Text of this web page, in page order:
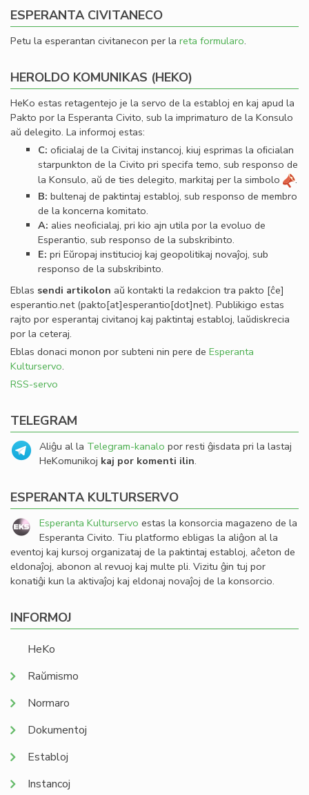
ESPERANTA CIVITANECO
Petu la esperantan civitanecon per la reta formularo.
HEROLDO KOMUNIKAS (HEKO)
HeKo estas retagentejo je la servo de la establoj en kaj apud la
Pakto por la Esperanta Civito, sub la imprimaturo de la Konsulo
aŭ delegito. La informoj estas:
C: oﬁcialaj de la Civitaj instancoj, kiuj esprimas la oﬁcialan
starpunkton de la Civito pri specifa temo, sub responso de
la Konsulo, aŭ de ties delegito, markitaj per la simbolo
.
B: bultenaj de paktintaj establoj, sub responso de membro
de la koncerna komitato.
A: alies neoﬁcialaj, pri kio ajn utila por la evoluo de
Esperantio, sub responso de la subskribinto.
E: pri Eŭropaj institucioj kaj geopolitikaj novaĵoj, sub
responso de la subskribinto.
Eblas sendi artikolon aŭ kontakti la redakcion tra pakto [ĉe]
esperantio.net(pakto[at]esperantio[dot]net). Publikigo estas
rajto por esperantaj civitanoj kaj paktintaj establoj, laŭdiskrecia
por la ceteraj.
Eblas donaci monon por subteni nin pere de Esperanta
Kulturservo.
RSS-servo
TELEGRAM
Aliĝu al la Telegram-kanalo por resti ĝisdata pri la lastaj
HeKomunikoj kaj por komenti ilin.
ESPERANTA KULTURSERVO
Esperanta Kulturservo estas la konsorcia magazeno de la
Esperanta Civito. Tiu platformo ebligas la aliĝon al la
eventoj kaj kursoj organizataj de la paktintaj establoj, aĉeton de
eldonaĵoj, abonon al revuoj kaj multe pli. Vizitu ĝin tuj por
konatiĝi kun la aktivaĵoj kaj eldonaj novaĵoj de la konsorcio.
INFORMOJ
HeKo
Raŭmismo
Normaro
Dokumentoj
Establoj
Instancoj